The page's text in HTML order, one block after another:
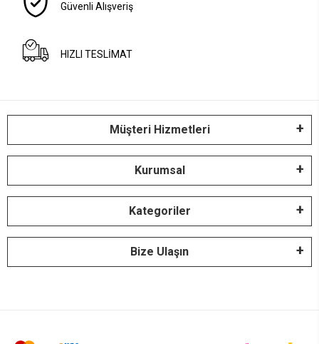
Güvenli Alışveriş
HIZLI TESLİMAT
Müşteri Hizmetleri
Kurumsal
Kategoriler
Bize Ulaşın